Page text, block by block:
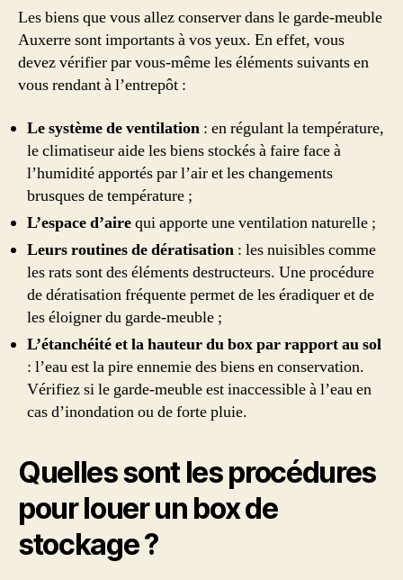
Les biens que vous allez conserver dans le garde-meuble
Auxerre sont importants à vos yeux. En effet, vous
devez vérifier par vous-même les éléments suivants en
vous rendant à l’entrepôt :
Le système de ventilation : en régulant la température,
le climatiseur aide les biens stockés à faire face à
l’humidité apportés par l’air et les changements
brusques de température ;
L’espace d’airequi apporte une ventilation naturelle ;
Leurs routines de dératisation : les nuisibles comme
les rats sont des éléments destructeurs. Une procédure
de dératisation fréquente permet de les éradiquer et de
les éloigner du garde-meuble ;
L’étanchéité et la hauteur du box par rapport au sol
: l’eau est la pire ennemie des biens en conservation.
Vérifiez si le garde-meuble est inaccessible à l’eau en
cas d’inondation ou de forte pluie.
Quelles sont les procédures
pour louer un box de
stockage ?